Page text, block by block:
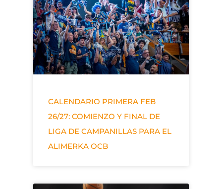
CALENDARIO PRIMERA FEB
26/27: COMIENZO Y FINAL DE
LIGA DE CAMPANILLAS PARA EL
ALIMERKA OCB